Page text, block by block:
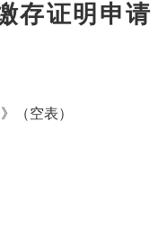
存证明申请
（空表）